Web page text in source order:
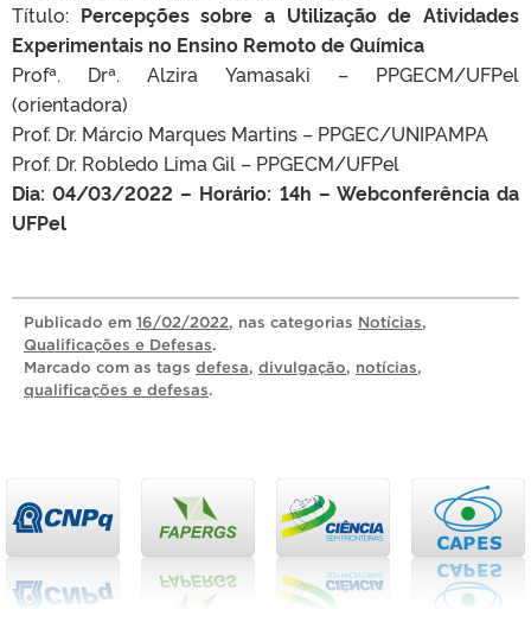
Título: Percepções sobre a Utilização de Atividades
Experimentais no Ensino Remoto de Química
Profª. Drª. Alzira Yamasaki – PPGECM/UFPel
(orientadora)
Prof. Dr. Márcio Marques Martins – PPGEC/UNIPAMPA
Prof. Dr. Robledo Lima Gil – PPGECM/UFPel
Dia: 04/03/2022 – Horário: 14h – Webconferência da
UFPel
Publicado em 16/02/2022, nas categorias Notícias,
Qualificações e Defesas.
Marcado com as tags defesa, divulgação, notícias,
qualificações e defesas.